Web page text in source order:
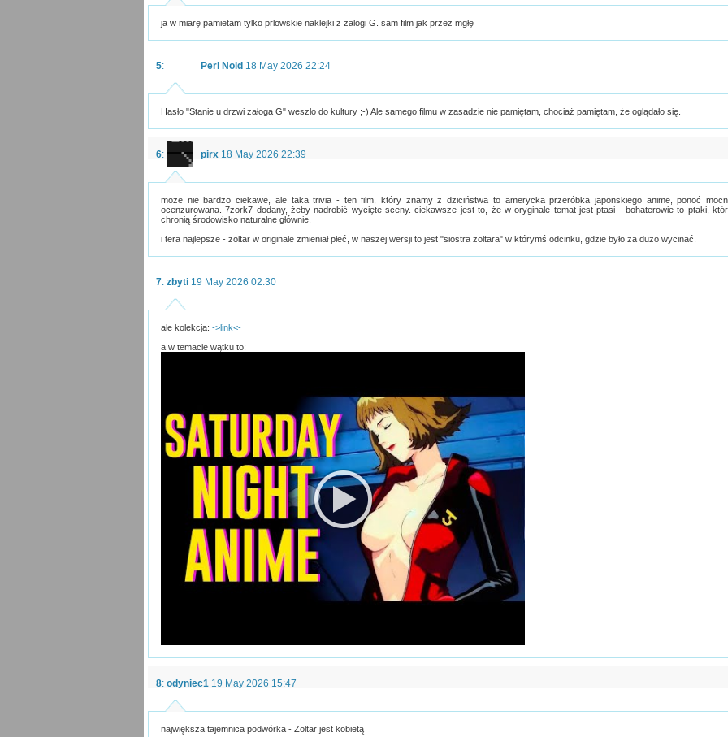
ja w miarę pamietam tylko prlowskie naklejki z zalogi G. sam film jak przez mgłę
5: Peri Noid 18 May 2026 22:24
Hasło "Stanie u drzwi załoga G" weszło do kultury ;-) Ale samego filmu w zasadzie nie pamiętam, chociaż pamiętam, że oglądało się.
6: pirx 18 May 2026 22:39
może nie bardzo ciekawe, ale taka trivia - ten film, który znamy z dziciństwa to amerycka przeróbka japonskiego anime, ponoć
ocenzurowana. 7zork7 dodany, żeby nadrobić wycięte sceny. ciekawsze jest to, że w oryginale temat jest ptasi - bohaterowie to ptaki,
chronią środowisko naturalne głównie.
i tera najlepsze - zoltar w originale zmieniał płeć, w naszej wersji to jest "siostra zoltara" w którymś odcinku, gdzie było za dużo wycinać.
7: zbyti 19 May 2026 02:30
ale kolekcja: ->link<-
a w temacie wątku to:
8: odyniec1 19 May 2026 15:47
największa tajemnica podwórka - Zoltar jest kobietą